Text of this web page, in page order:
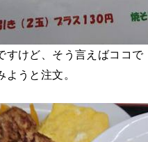
すけど、そう言えばココ
うと注文。